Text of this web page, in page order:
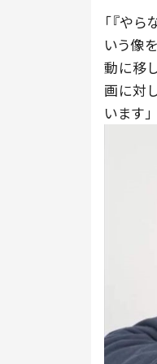
「『や
いう像
動に移
画に対
います」